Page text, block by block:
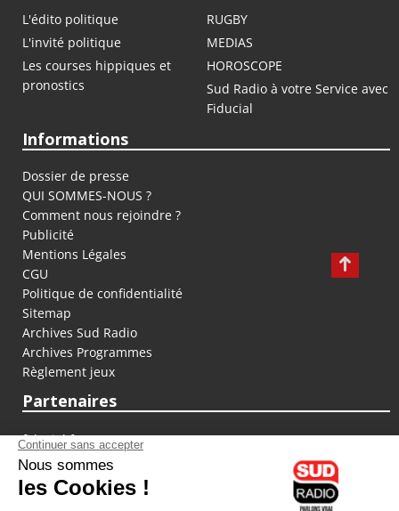
L'édito politique
RUGBY
L'invité politique
MEDIAS
Les courses hippiques et
pronostics
HOROSCOPE
Sud Radio à votre Service avec
Fiducial
Informations
Dossier de presse
QUI SOMMES-NOUS ?
Comment nous rejoindre ?
Publicité
Mentions Légales
CGU
Politique de confidentialité
Sitemap
Archives Sud Radio
Archives Programmes
Règlement jeux
Partenaires
fiducial.fr
lyoncapitale.fr
olympique-et-lyonnais.com